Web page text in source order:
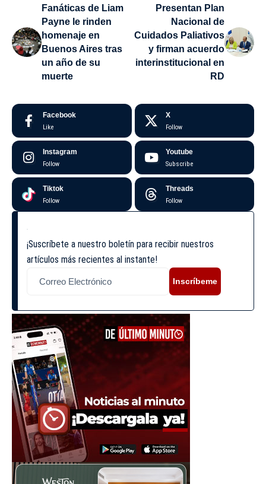
Fanáticas de Liam
Payne le rinden
homenaje en
Buenos Aires tras
un año de su
muerte
Presentan Plan
Nacional de
Cuidados Paliativos
y firman acuerdo
interinstitucional en
RD
Facebook
Like
X
Follow
Instagram
Follow
Youtube
Subscribe
Tiktok
Follow
Threads
Follow
¡Suscríbete a nuestro boletín para recibir nuestros
artículos más recientes al instante!
Inscríbeme